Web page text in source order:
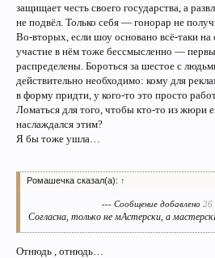
Исполнен так себе…
Демонстрация растяжки партнёра —
Судя по оценкам жюри — у нас начинается
Дабы не вызывать негатива и раздражения
выдать Волосожар, Арзамасовой и Ланской
призовой фонд, и торжественно
Чтобы остальные могли дальше нормально
со стороны «покровителей» некоторых
Евгения Медведева - Даня Милохин.
Это именно танец!
Забываешь, что они на льду!
Алла Михеева – Иван Букин.
Букин - красавчегг!
Михеева буксанула, даже ноги иной раз не
«Катите меня… кружжжите меня….»
защищает честь своего государства, а
не подвёл. Только себя — гонорар не
Во-вторых, если шоу основано всё-таки на
участие в нём тоже бессмысленно —
распределены. Бороться за шестое с
действительно необходимо: кому для
в форму придти, у кого-то это просто
Ломаться для того, чтобы кто-то из жюри
наслаждался этим?
Я бы тоже ушла…
Ромашечка сказал(а): ↑
--- Сообщение добавлено 26
Согласна, только не мАстерски, а
Отнюдь , отнюдь…